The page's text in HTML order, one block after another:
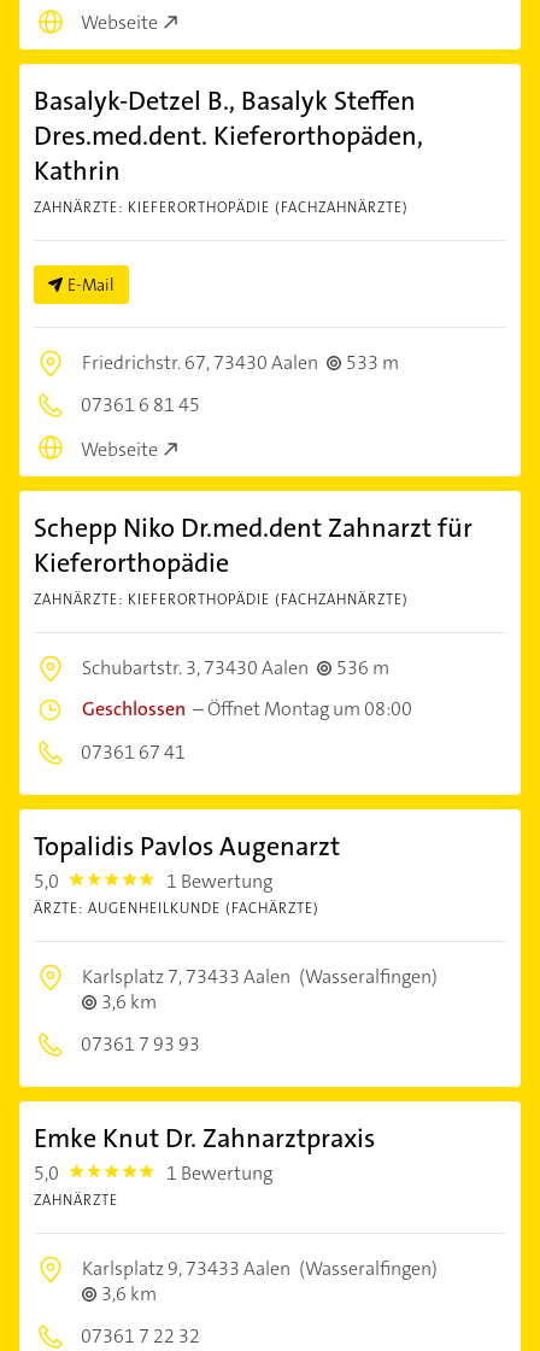
Webseite
Basalyk-Detzel B., Basalyk Steffen
Dres.med.dent. Kieferorthopäden,
Kathrin
ZAHNÄRZTE: KIEFERORTHOPÄDIE (FACHZAHNÄRZTE)
E-Mail
Friedrichstr. 67,73430 Aalen
533 m
07361 6 81 45
Webseite
Schepp Niko Dr.med.dent Zahnarzt für
Kieferorthopädie
ZAHNÄRZTE: KIEFERORTHOPÄDIE (FACHZAHNÄRZTE)
Schubartstr. 3,73430 Aalen
536 m
Geschlossen –Öffnet Montag um 08:00
07361 67 41
Topalidis Pavlos Augenarzt
5,0 5.0 1 Bewertung
ÄRZTE: AUGENHEILKUNDE (FACHÄRZTE)
Karlsplatz 7,73433 Aalen (Wasseralfingen)
3,6 km
07361 7 93 93
Emke Knut Dr. Zahnarztpraxis
5,0 5.0 1 Bewertung
ZAHNÄRZTE
Karlsplatz 9,73433 Aalen (Wasseralfingen)
3,6 km
07361 7 22 32